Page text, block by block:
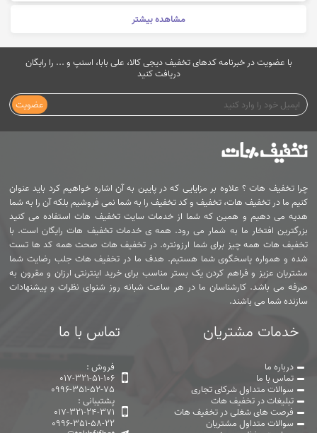
مشاهده بیشتر
با عضویت در خبرنامه کدهای تخفیف دیجی کالا، علی بابا، اسنپ و ... را رایگان
دریافت کنید
عضویت
چرا تخفیف هات ؟ علاوه بر مزایایی که در پایین به آن اشاره خواهیم کرد باید عنوان
کنیم ما در تخفیف هات، تخفیف و کد تخفیف را به شما نمی فروشیم بلکه آن را به شما
هدیه می دهیم و همین که شما از خدمات سایت تخفیف هات استفاده می کنید
بزرگترین افتخار ما به شمار می رود. همه ی خدمات تخفیف هات رایگان است. با
تخفیف هات همه چیز برای شما ارزونتره. در تخفیف هات صحت همه کد ها تست
شده و همواره پاسخگوی شما هستیم. هدف ما در تخفیف هات جلب رضایت شما
مشتریان عزیز و فراهم کردن یک بستر مناسب برای خرید اینترنتی ارزان و مقرون به
صرفه می باشد. کارشناسان ما در هر ساعت شبانه روز شنوای نظرات و پیشنهادات
سازنده شما می باشند.
خدمات مشتریان
درباره ما
تماس با ما
سوالات متداول شرکای تجاری
تبلیغات در تخفیف هات
فرصت های شغلی در تخفیف هات
سوالات متداول مشتریان
تماس با ما
فروش :
017-321-51-106
0996-351-52-75
پشتیبانی :
017-321-24-371
0996-351-58-22